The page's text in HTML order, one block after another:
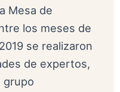
Mesa de
los meses de
se realizaron
de expertos,
grupo